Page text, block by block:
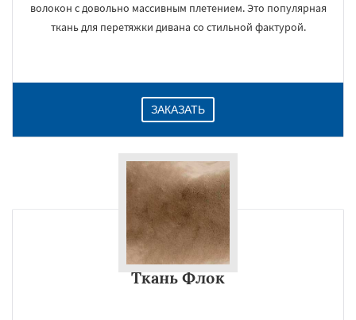
волокон с довольно массивным плетением. Это популярная
ткань для перетяжки дивана со стильной фактурой.
ЗАКАЗАТЬ
Ткань Флок